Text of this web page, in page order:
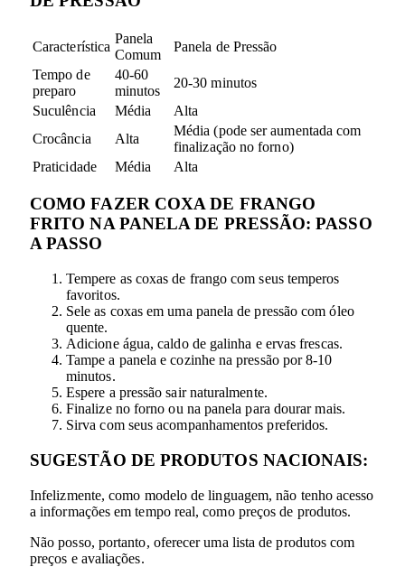
Característica
Panela
Comum
Panela de Pressão
Tempo de
preparo
40-60
minutos
20-30 minutos
Suculência
Média
Alta
Crocância
Alta
Média (pode ser aumentada com
finalização no forno)
Praticidade
Média Alta
COMO FAZER COXA DE FRANGO
FRITO NA PANELA DE PRESSÃO: PASSO
A PASSO
Tempere as coxas de frango com seus temperos
favoritos.
Sele as coxas em uma panela de pressão com óleo
quente.
Adicione água, caldo de galinha e ervas frescas.
Tampe a panela e cozinhe na pressão por 8-10
minutos.
Espere a pressão sair naturalmente.
Finalize no forno ou na panela para dourar mais.
Sirva com seus acompanhamentos preferidos.
SUGESTÃO DE PRODUTOS NACIONAIS:
Infelizmente, como modelo de linguagem, não tenho acesso
a informações em tempo real, como preços de produtos.
Não posso, portanto, oferecer uma lista de produtos com
preços e avaliações.